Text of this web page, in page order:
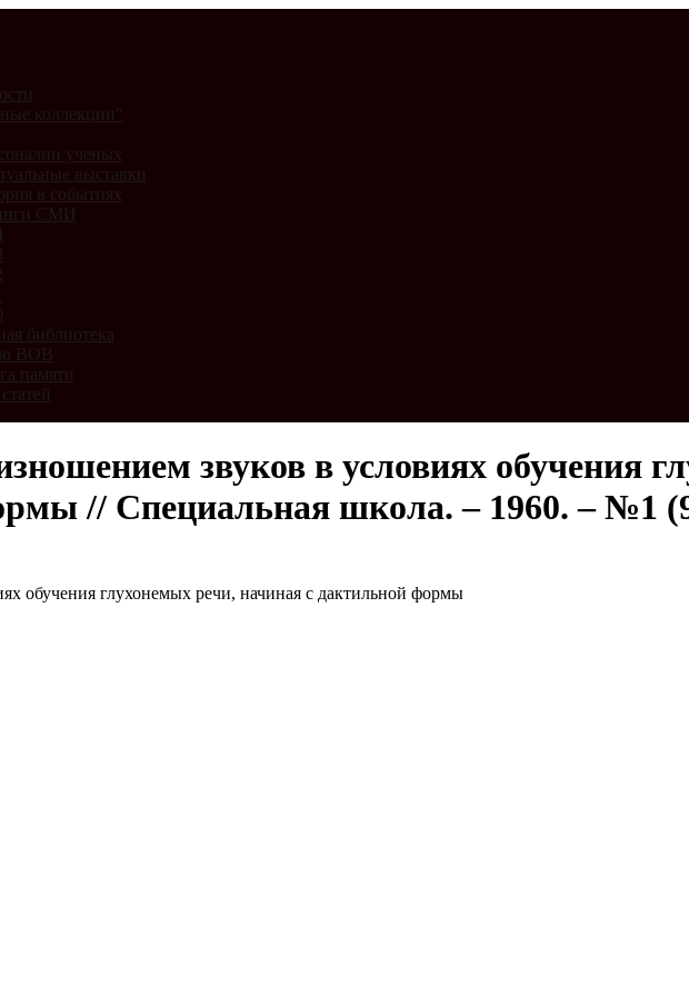
коллекции"
ученых
выставки
в событиях
СМИ
библиотека
ВОВ
памяти
звуков в условиях обучения
// Специальная школа. – 1960. – №1
обучения глухонемых речи, начиная с дактильной формы